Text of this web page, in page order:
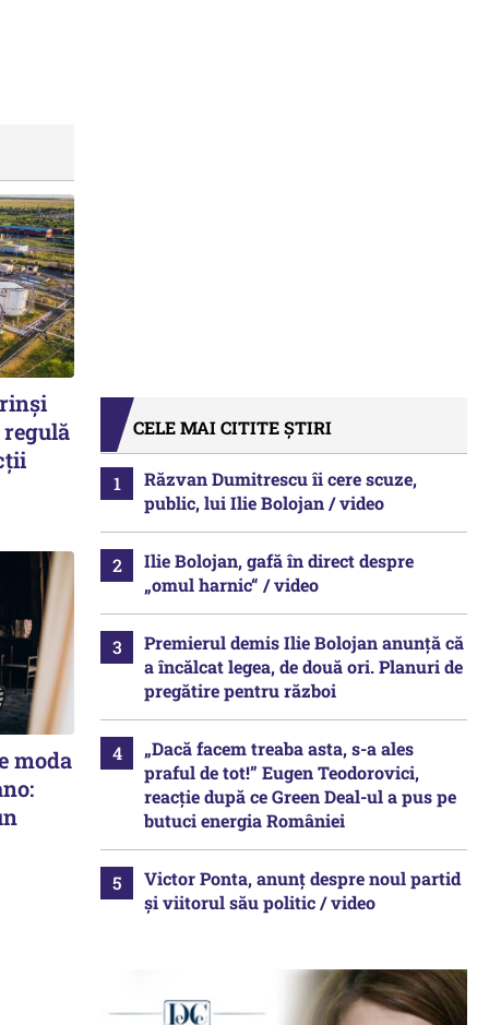
moda
CELE MAI CITITE ȘTIRI
Răzvan Dumitrescu îi cere scuze,
public, lui Ilie Bolojan / video
Ilie Bolojan, gafă în direct despre
„omul harnic“ / video
Premierul demis Ilie Bolojan anunță că
a încălcat legea, de două ori. Planuri de
pregătire pentru război
„Dacă facem treaba asta, s-a ales
praful de tot!” Eugen Teodorovici,
reacție după ce Green Deal-ul a pus pe
butuci energia României
Victor Ponta, anunț despre noul partid
și viitorul său politic / video